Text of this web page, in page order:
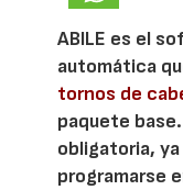
ABILE es el
automática
tornos de
paquete
obligatoria,
programarse